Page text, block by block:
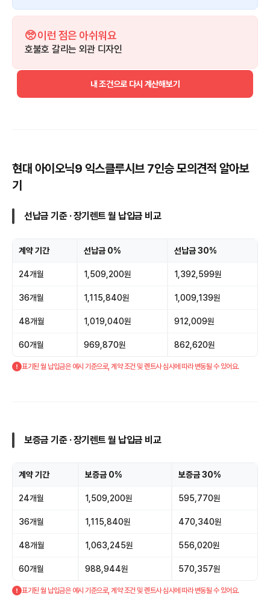
🥺 이런 점은 아쉬워요
호불호 갈리는 외관 디자인
내 조건으로 다시 계산해보기
현대 아이오닉9 익스클루시브 7인승 모의견적 알아보
기
선납금 기준 · 장기렌트 월 납입금 비교
계약 기간 선납금 0% 선납금 30%
24개월 1,509,200원 1,392,599원
36개월 1,115,840원 1,009,139원
48개월 1,019,040원 912,009원
60개월 969,870원 862,620원
표기된 월 납입금은 예시 기준으로, 계약 조건 및 렌트사 심사에 따라 변동될 수 있어요.
보증금 기준 · 장기렌트 월 납입금 비교
계약 기간 보증금 0% 보증금 30%
24개월 1,509,200원 595,770원
36개월 1,115,840원 470,340원
48개월 1,063,245원 556,020원
60개월 988,944원 570,357원
표기된 월 납입금은 예시 기준으로, 계약 조건 및 렌트사 심사에 따라 변동될 수 있어요.